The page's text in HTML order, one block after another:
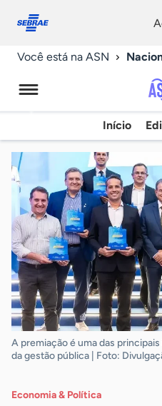
conosco
Você está na ASN
Início
A premiação é uma das
da gestão pública | Foto:
Economia & Política